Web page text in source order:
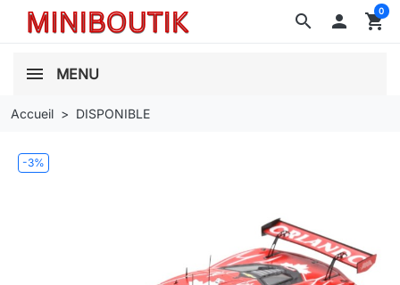
search  shopping_cart
0
MENU
Accueil DISPONIBLE
-3%